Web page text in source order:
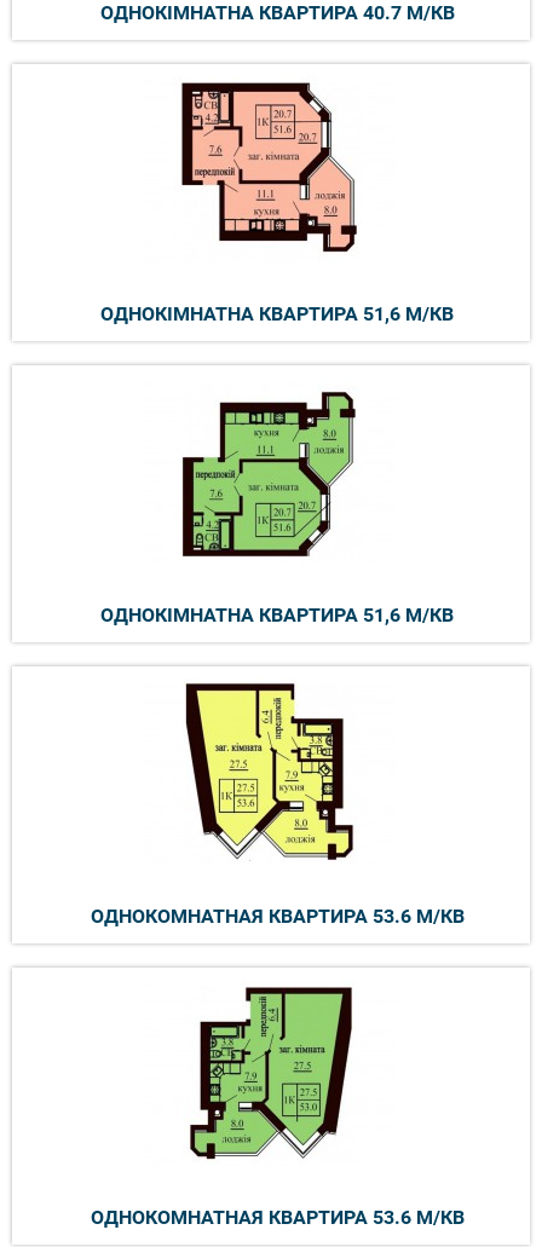
ОДНОКІМНАТНА КВАРТИРА 40.7 М/КВ
ОДНОКІМНАТНА КВАРТИРА 51,6 М/КВ
ОДНОКІМНАТНА КВАРТИРА 51,6 М/КВ
ОДНОКОМНАТНАЯ КВАРТИРА 53.6 М/КВ
ОДНОКОМНАТНАЯ КВАРТИРА 53.6 М/КВ